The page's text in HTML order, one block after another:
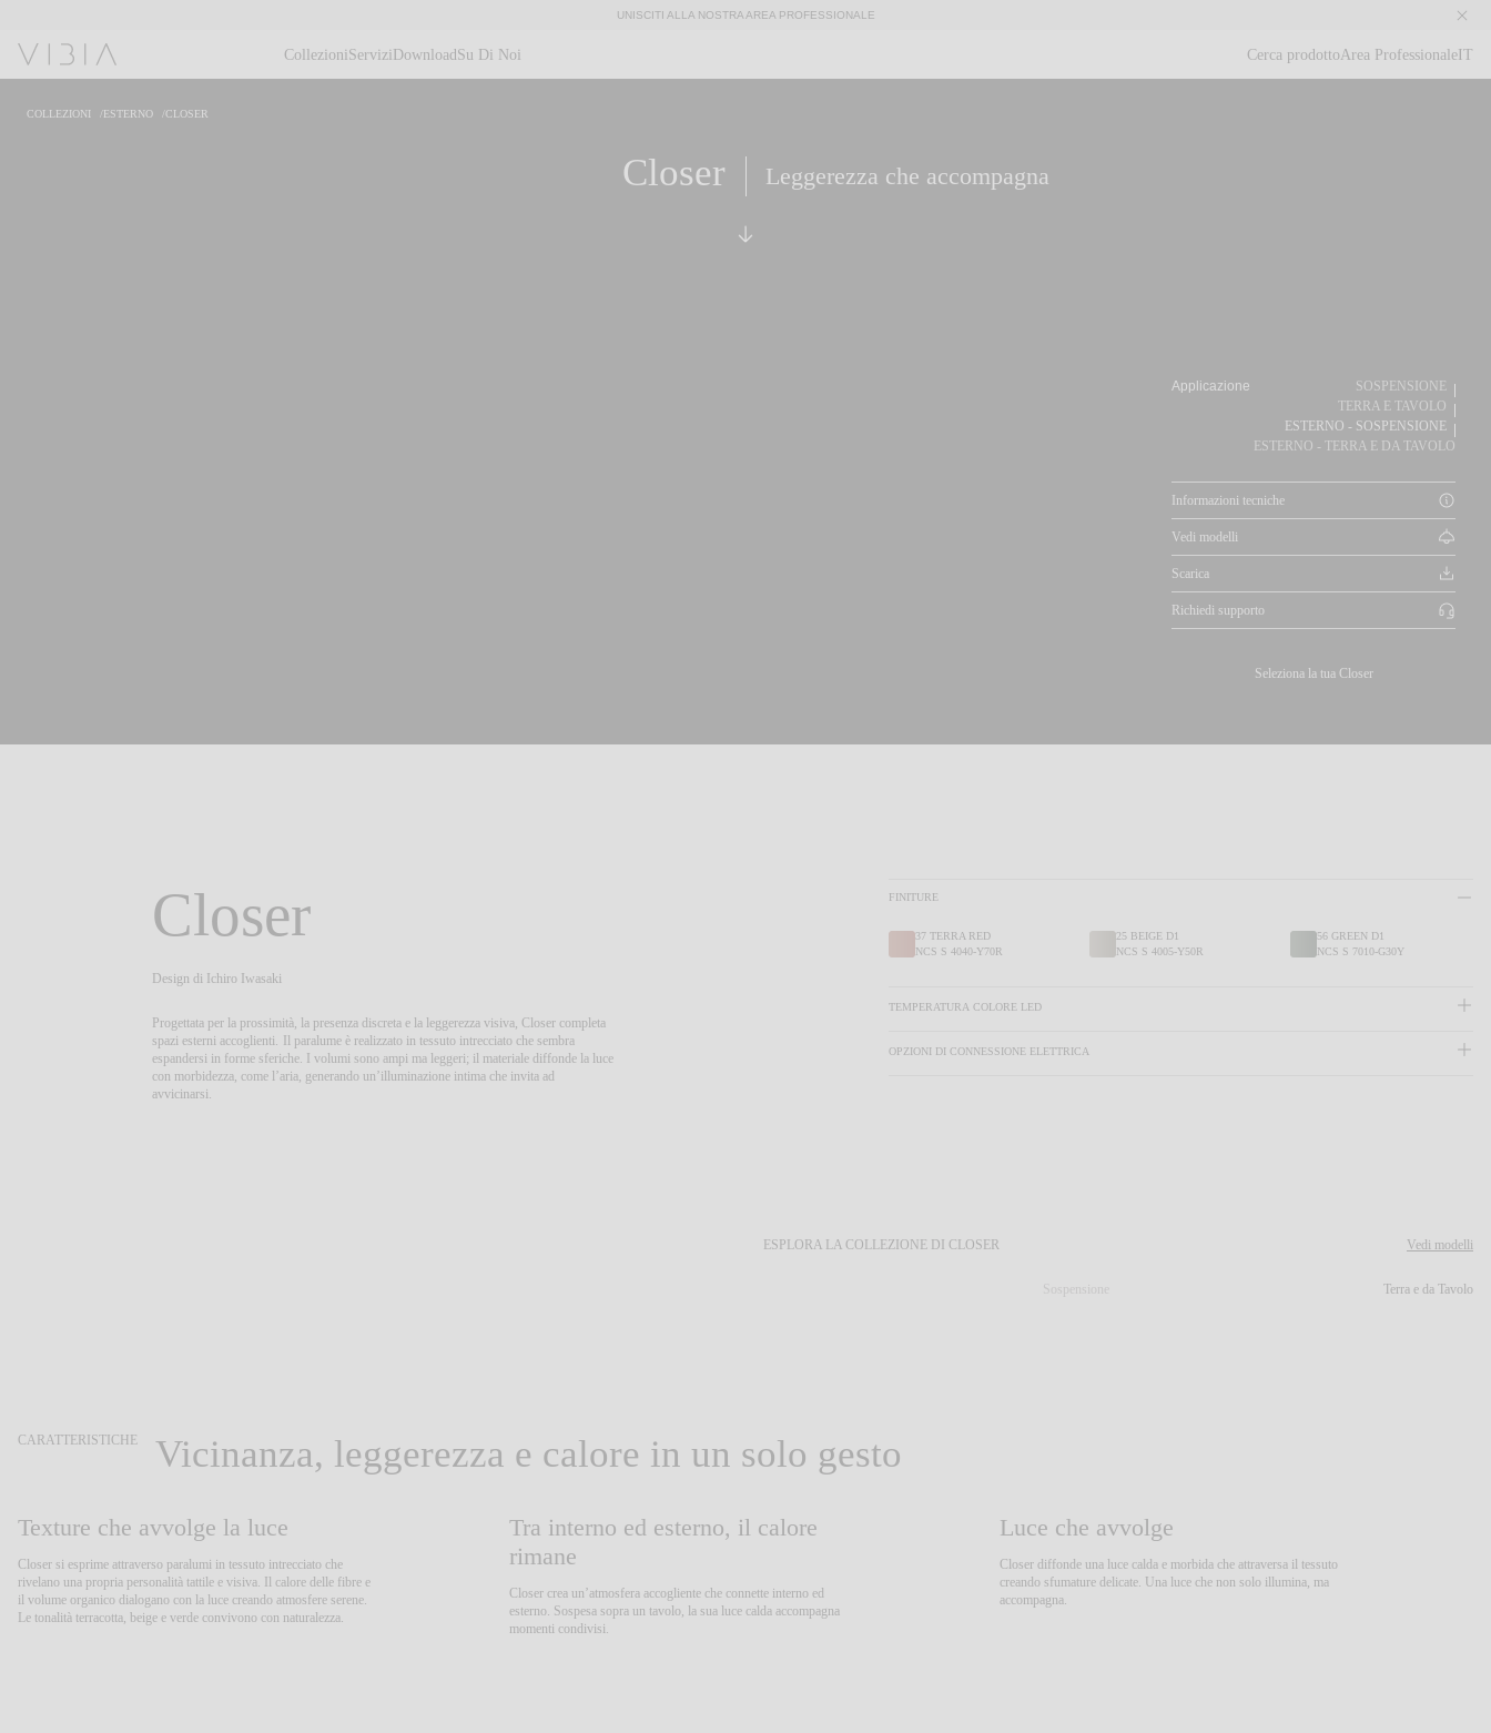
UNISCITI ALLA NOSTRA AREA PROFESSIONALE
CollezioniServiziDownloadSu Di Noi Cerca prodottoArea ProfessionaleIT
COLLEZIONI ESTERNO CLOSER
Closer Leggerezza che accompagna
Scorri fino alle specifiche
Applicazione
SOSPENSIONE
TERRA E TAVOLO
ESTERNO - SOSPENSIONE
ESTERNO - TERRA E DA TAVOLO
Informazioni tecniche
Vedi modelli
Scarica
Richiedi supporto
Seleziona la tua Closer
Closer
Design di Ichiro Iwasaki
Progettata per la prossimità, la presenza discreta e la leggerezza visiva, Closer completa
spazi esterni accoglienti.
Il paralume è realizzato in tessuto intrecciato che sembra
espandersi in forme sferiche. I volumi sono ampi ma leggeri; il materiale diffonde la luce
con morbidezza, come l’aria, generando un’illuminazione intima che invita ad
avvicinarsi.
FINITURE
37 TERRA RED
NCS S 4040-Y70R
25 BEIGE D1
NCS S 4005-Y50R
56 GREEN D1
NCS S 7010-G30Y
TEMPERATURA COLORE LED
OPZIONI DI CONNESSIONE ELETTRICA
ESPLORA LA COLLEZIONE DI CLOSER Vedi modelli
Sospensione Terra e da Tavolo
CARATTERISTICHE Vicinanza, leggerezza e calore in un solo gesto
Texture che avvolge la luce
Closer si esprime attraverso paralumi in tessuto intrecciato che
rivelano una propria personalità tattile e visiva. Il calore delle fibre e
il volume organico dialogano con la luce creando atmosfere serene.
Le tonalità terracotta, beige e verde convivono con naturalezza.
Tra interno ed esterno, il calore
rimane
Closer crea un’atmosfera accogliente che connette interno ed
esterno. Sospesa sopra un tavolo, la sua luce calda accompagna
momenti condivisi.
Luce che avvolge
Closer diffonde una luce calda e morbida che attraversa il tessuto
creando sfumature delicate. Una luce che non solo illumina, ma
accompagna.